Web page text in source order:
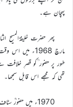
پہچان ہے۔
پھر حضرت
مارچ 1968ء
طور پر حضور ؒکو قصرِ خلافت
تھی کہ مجھے اس قابل سمجھا۔
1970ء میں حضورؒ سٹاف کے ساتھ گروپ فوٹو میں شامل ہوئے۔